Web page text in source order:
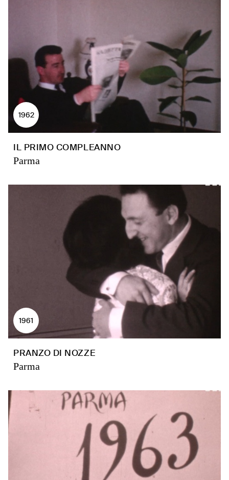
1962
IL PRIMO COMPLEANNO
Parma
1961
PRANZO DI NOZZE
Parma